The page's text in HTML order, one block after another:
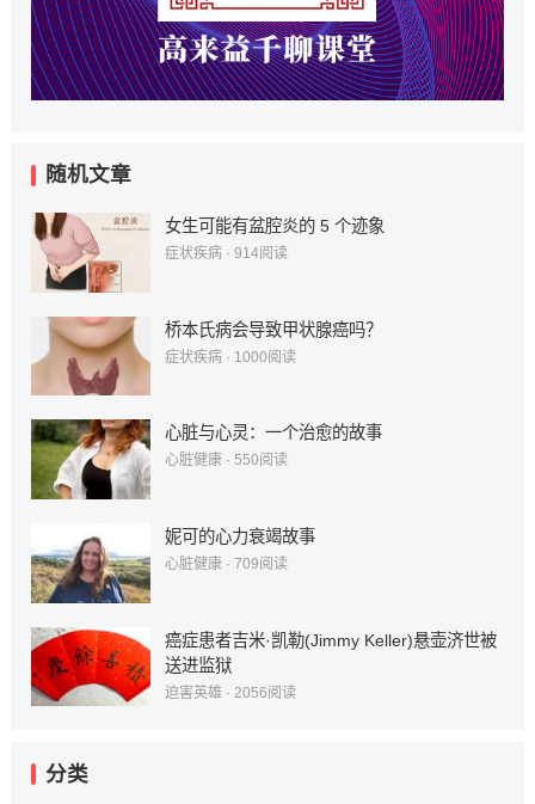
随机文章
女生可能有盆腔炎的 5 个迹象
症状疾病· 914阅读
桥本氏病会导致甲状腺癌吗？
症状疾病· 1000阅读
心脏与心灵：一个治愈的故事
心脏健康· 550阅读
妮可的心力衰竭故事
心脏健康· 709阅读
癌症患者吉米·凯勒(Jimmy Keller)悬壶济世被
送进监狱
迫害英雄 · 2056阅读
分类